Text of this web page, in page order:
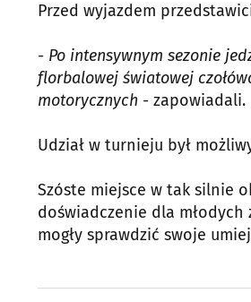
Przed wyjazdem
- Po intensywnym sezonie
florbalowej światowej
motorycznych - zapowiadali.
Udział w turnieju był
Szóste miejsce w tak silnie
doświadczenie dla młodych
mogły sprawdzić swoje